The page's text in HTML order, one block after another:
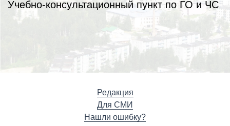
Учебно-консультационный пункт по ГО и ЧС
Редакция
Для СМИ
Нашли ошибку?